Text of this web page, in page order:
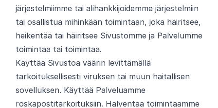
järjestelmiimme tai alihankkijoidemme järjestelmiin
tai osallistua mihinkään toimintaan, joka häiritsee,
heikentää tai häiritsee Sivustomme ja Palvelumme
toimintaa tai toimintaa.
Käyttää Sivustoa väärin levittämällä
tarkoituksellisesti viruksen tai muun haitallisen
sovelluksen. Käyttää Palveluamme
roskapostitarkoituksiin. Halventaa toimintaamme